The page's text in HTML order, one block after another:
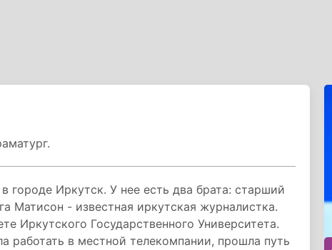
городе Иркутск. У нее есть два брата: старший
- известная иркутская журналистка.
Иркутского Государственного Университета.
работать в местной телекомпании, прошла путь